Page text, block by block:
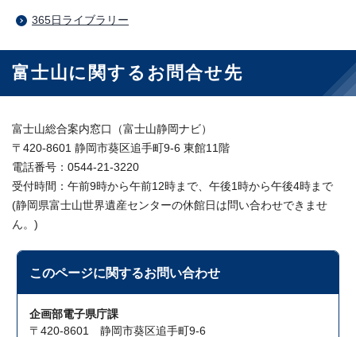
365日ライブラリー
富士山に関するお問合せ先
富士山総合案内窓口（富士山静岡ナビ）
〒420-8601 静岡市葵区追手町9-6 東館11階
電話番号：0544-21-3220
受付時間：午前9時から午前12時まで、午後1時から午後4時まで
(静岡県富士山世界遺産センターの休館日は問い合わせできませ
ん。)
このページに関するお問い合わせ
企画部電子県庁課
〒420-8601 静岡市葵区追手町9-6